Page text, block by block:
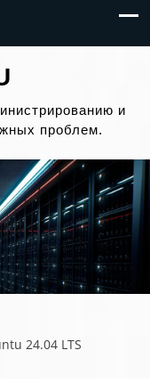
и
проблем.
24.04 LTS